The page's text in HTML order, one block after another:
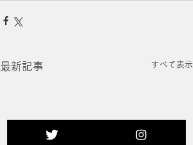
最新記事 すべて表示